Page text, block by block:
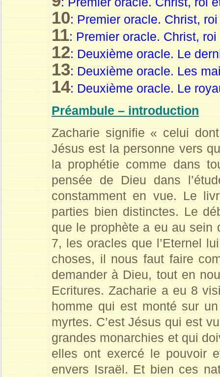
10: Premier oracle. Christ,
11: Premier oracle. Christ,
12: Deuxième oracle. Le
13: Deuxième oracle. Les
14: Deuxième oracle. Le
Préambule – introduction
Zacharie signifie « celui
Jésus est la personne vers
la prophétie comme dans
pensée de Dieu dans
constamment en vue. Le
parties bien distinctes. Le
que le prophète a eu au
7, les oracles que l’Eternel
choses, il nous faut faire
demander à Dieu, tout en
Ecritures. Zacharie a eu 8
homme qui est monté sur
myrtes. C’est Jésus qui est
grandes monarchies et qui
elles ont exercé le pouvoir
envers Israël. Et bien ces